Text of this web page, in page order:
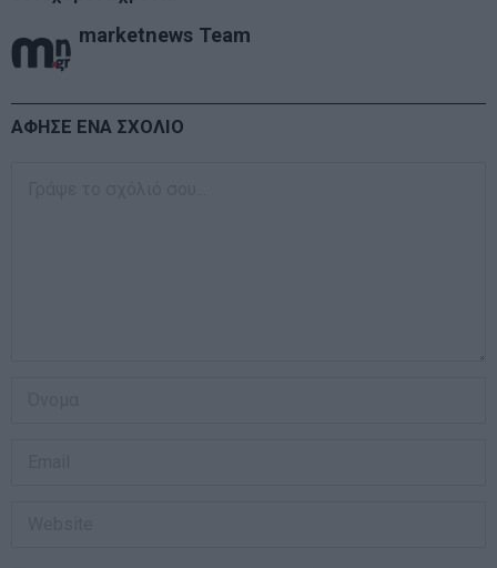
marketnews Team
ΑΦΗΣΕ ΕΝΑ ΣΧΟΛΙΟ